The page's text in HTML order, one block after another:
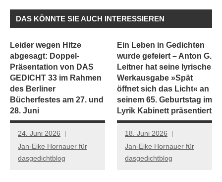
DAS KÖNNTE SIE AUCH INTERESSIEREN
Leider wegen Hitze
abgesagt: Doppel-
Präsentation von DAS
GEDICHT 33 im Rahmen
des Berliner
Bücherfestes am 27. und
28. Juni
24. Juni 2026
Jan-Eike Hornauer für
dasgedichtblog
Ein Leben in Gedichten
wurde gefeiert – Anton G.
Leitner hat seine lyrische
Werkausgabe »Spät
öffnet sich das Licht« an
seinem 65. Geburtstag im
Lyrik Kabinett präsentiert
18. Juni 2026
Jan-Eike Hornauer für
dasgedichtblog